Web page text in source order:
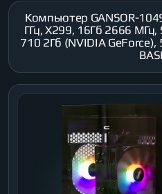
Компьютер GANSOR-
ГГц, X299, 16Гб 2666 МГц,
710 2Гб (NVIDIA